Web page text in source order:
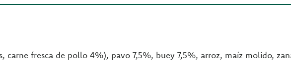
carne fresca de pollo 4%), pavo 7,5%, buey 7,5%, arroz, maíz molido,